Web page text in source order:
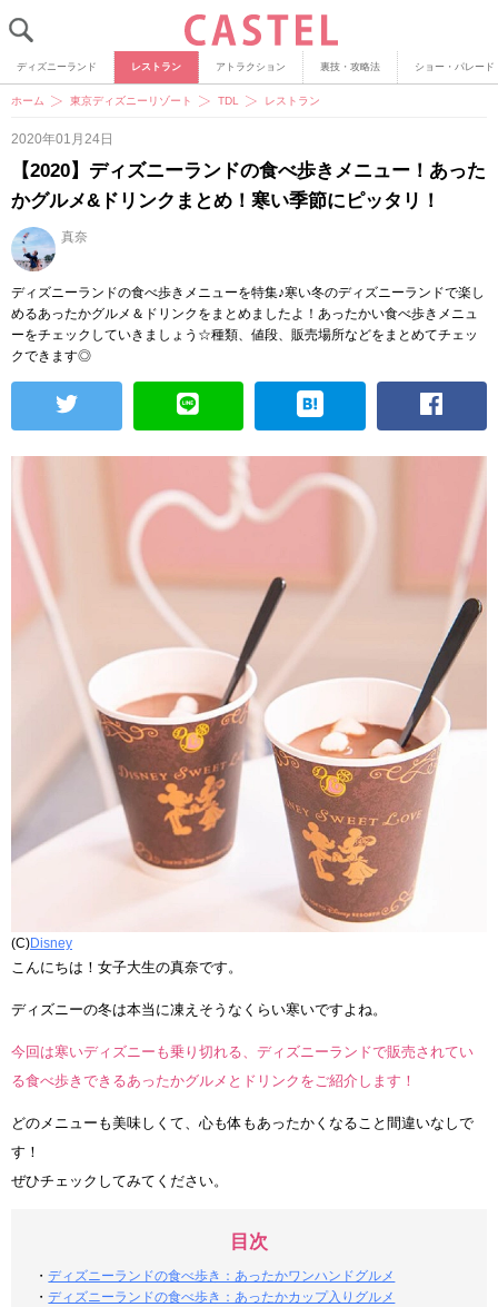
ディズニーランド レストラン アトラクション 裏技・攻略法 ショー・パレード
ホーム 東京ディズニーリゾート TDL レストラン
2020年01月24日
【2020】ディズニーランドの食べ歩きメニュー！あった
かグルメ&ドリンクまとめ！寒い季節にピッタリ！
真奈
ディズニーランドの食べ歩きメニューを特集♪寒い冬のディズニーランドで楽し
めるあったかグルメ＆ドリンクをまとめましたよ！あったかい食べ歩きメニュ
ーをチェックしていきましょう☆種類、値段、販売場所などをまとめてチェッ
クできます◎
(C)Disney
こんにちは！女子大生の真奈です。
ディズニーの冬は本当に凍えそうなくらい寒いですよね。
今回は寒いディズニーも乗り切れる、ディズニーランドで販売されてい
る食べ歩きできるあったかグルメとドリンクをご紹介します！
どのメニューも美味しくて、心も体もあったかくなること間違いなしで
す！
ぜひチェックしてみてください。
目次
・ディズニーランドの食べ歩き：あったかワンハンドグルメ
・ディズニーランドの食べ歩き：あったかカップ入りグルメ